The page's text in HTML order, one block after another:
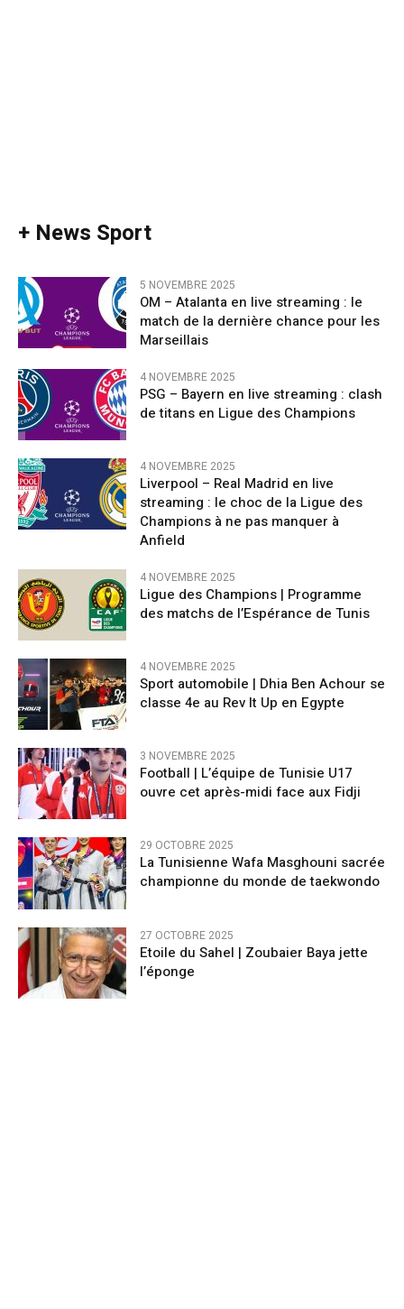
+ News Sport
5 NOVEMBRE 2025
OM – Atalanta en live streaming : le
match de la dernière chance pour les
Marseillais
4 NOVEMBRE 2025
PSG – Bayern en live streaming : clash
de titans en Ligue des Champions
4 NOVEMBRE 2025
Liverpool – Real Madrid en live
streaming : le choc de la Ligue des
Champions à ne pas manquer à
Anfield
4 NOVEMBRE 2025
Ligue des Champions | Programme
des matchs de l’Espérance de Tunis
4 NOVEMBRE 2025
Sport automobile | Dhia Ben Achour se
classe 4e au Rev It Up en Egypte
3 NOVEMBRE 2025
Football | L’équipe de Tunisie U17
ouvre cet après-midi face aux Fidji
29 OCTOBRE 2025
La Tunisienne Wafa Masghouni sacrée
championne du monde de taekwondo
27 OCTOBRE 2025
Etoile du Sahel | Zoubaier Baya jette
l’éponge